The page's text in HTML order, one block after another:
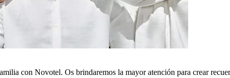
con Novotel. Os brindaremos la mayor atención para crear